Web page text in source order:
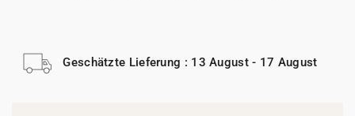
Geschätzte Lieferung : 13 August - 17 August